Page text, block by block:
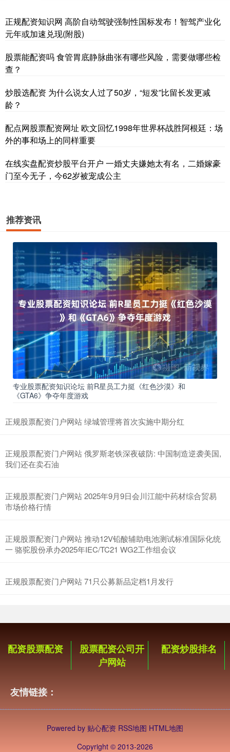
正规配资知识网 高阶自动驾驶强制性国标发布！智驾产业化
元年或加速兑现(附股)
股票能配资吗 食管胃底静脉曲张有哪些风险，需要做哪些检
查？
炒股选配资 为什么说女人过了50岁，“短发”比留长发更减
龄？
配点网股票配资网址 欧文回忆1998年世界杯战胜阿根廷：场
外的事和场上的同样重要
在线实盘配资炒股平台开户 一婚丈夫嫌她太有名，二婚嫁豪
门至今无子，今62岁被宠成公主
推荐资讯
专业股票配资知识论坛 前R星员工力挺《红色沙漠》和
《GTA6》争夺年度游戏
正规股票配资门户网站 绿城管理将首次实施中期分红
正规股票配资门户网站 俄罗斯老铁深夜破防: 中国制造逆袭美国,
我们还在卖石油
正规股票配资门户网站 2025年9月9日会川江能中药材综合贸易
市场价格行情
正规股票配资门户网站 推动12V铅酸辅助电池测试标准国际化统
一 骆驼股份承办2025年IEC/TC21 WG2工作组会议
正规股票配资门户网站 71只公募新品定档1月发行
配资股票配资
股票配资公司开
户网站
配资炒股排名
友情链接：
Powered by 贴心配资 RSS地图 HTML地图
Copyright © 2013-2026